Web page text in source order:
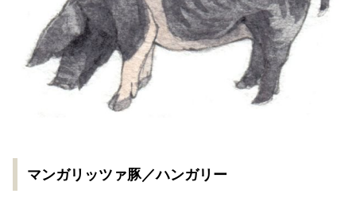
マンガリッツァ豚／ハンガリー